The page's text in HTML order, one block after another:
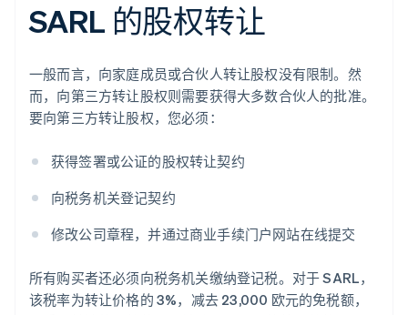
SARL 的股权转让
一般而言，向家庭成员或合伙人转让股权没有限制。然
而，向第三方转让股权则需要获得大多数合伙人的批准。
要向第三方转让股权，您必须：
获得签署或公证的股权转让契约
向税务机关登记契约
修改公司章程，并通过商业手续门户网站在线提交
所有购买者还必须向税务机关缴纳登记税。对于 SARL，
该税率为转让价格的 3%，减去 23,000 欧元的免税额，